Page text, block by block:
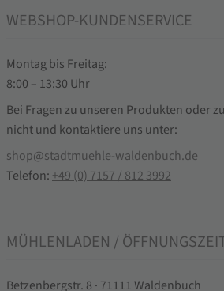
WEBSHOP-KUNDENSERVICE
Montag bis Freitag:
8:00 – 13:30 Uhr
Bei Fragen zu unseren Produkten oder
nicht und kontaktiere uns unter:
shop@stadtmuehle-waldenbuch.de
Telefon: +49 (0) 7157 / 812 3992
MÜHLENLADEN /
Betzenbergstr. 8 · 71111 Waldenbuch